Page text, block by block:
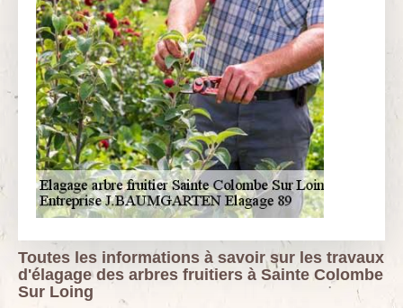
Toutes les informations à savoir sur les travaux
d'élagage des arbres fruitiers à Sainte Colombe
Sur Loing